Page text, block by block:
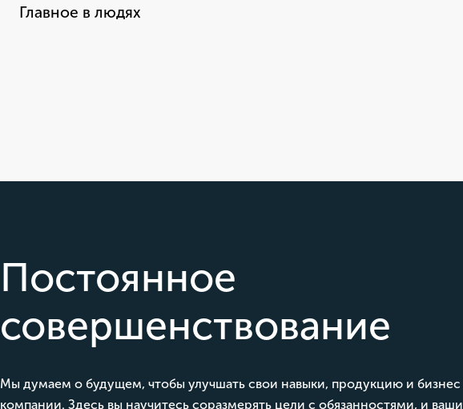
Главное в людях
Постоянное
совершенствование
Мы думаем о будущем, чтобы улучшать свои навыки, продукцию и бизнес
компании. Здесь вы научитесь соразмерять цели с обязанностями, и ваши